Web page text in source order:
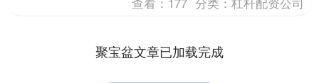
聚宝盆文章已加载完成